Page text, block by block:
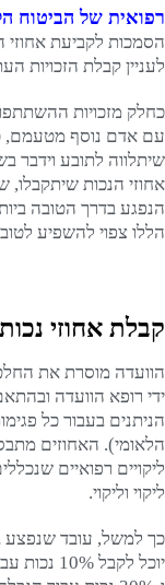
רפואית של הביטוח
הסמכות לקביעת
לעניין קבלת הזכויות
כחלק מזכויות
עם אדם נוסף מטעמם,
שיתלווה לתובע וידבר
אחוזי הנכות שיתקבלו,
הנפגע בדרך הטובה
הללו צפוי להשפיע
קבלת אחוזי
הוועדה מוסרת את
ידי רופא הוועדה
הניתנים בעבור כל
ליקויים רפואיים
ליקוי וליקוי.
כך למשל, עובד שנפצע